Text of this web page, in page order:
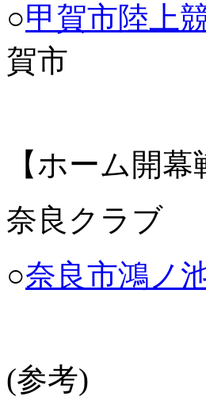
○甲賀市陸上
賀市
【ホーム開
奈良クラ
○奈良市鴻ノ
(参考)